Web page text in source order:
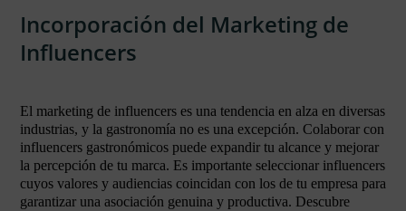
Incorporación del Marketing de
Influencers
El marketing de influencers es una tendencia en alza en diversas
industrias, y la gastronomía no es una excepción. Colaborar con
influencers gastronómicos puede expandir tu alcance y mejorar
la percepción de tu marca. Es importante seleccionar influencers
cuyos valores y audiencias coincidan con los de tu empresa para
garantizar una asociación genuina y productiva. Descubre